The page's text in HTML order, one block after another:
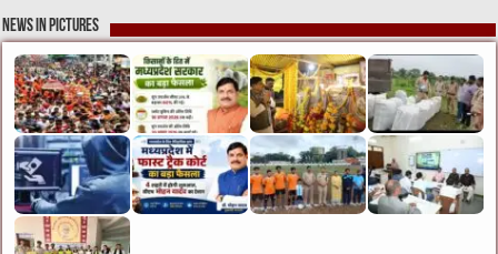
News in Pictures